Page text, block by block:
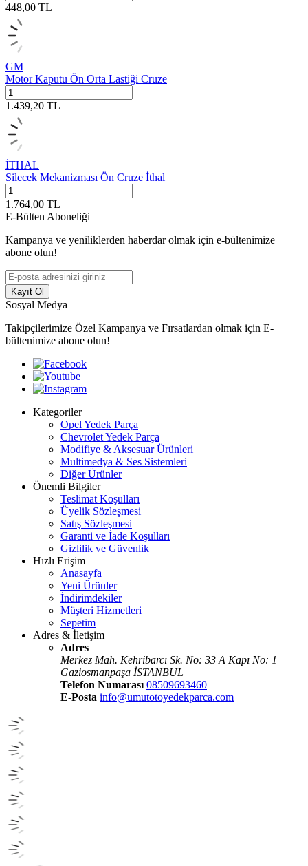
448,00 TL
GM
Motor Kaputu Ön Orta Lastiği Cruze
1.439,20 TL
İTHAL
Silecek Mekanizması Ön Cruze İthal
1.764,00 TL
E-Bülten Aboneliği
Kampanya ve yeniliklerden haberdar olmak için e-bültenimize
abone olun!
Kayıt Ol
Sosyal Medya
Takipçilerimize Özel Kampanya ve Fırsatlardan olmak için E-
bültenimize abone olun!
Kategoriler
Opel Yedek Parça
Chevrolet Yedek Parça
Modifiye & Aksesuar Ürünleri
Multimedya & Ses Sistemleri
Diğer Ürünler
Önemli Bilgiler
Teslimat Koşulları
Üyelik Sözleşmesi
Satış Sözleşmesi
Garanti ve İade Koşulları
Gizlilik ve Güvenlik
Hızlı Erişim
Anasayfa
Yeni Ürünler
İndirimdekiler
Müşteri Hizmetleri
Sepetim
Adres & İletişim
Adres
Merkez Mah. Kehribarcı Sk. No: 33 A Kapı No: 1
Gaziosmanpaşa İSTANBUL
Telefon Numarası 08509693460
E-Posta info@umutotoyedekparca.com